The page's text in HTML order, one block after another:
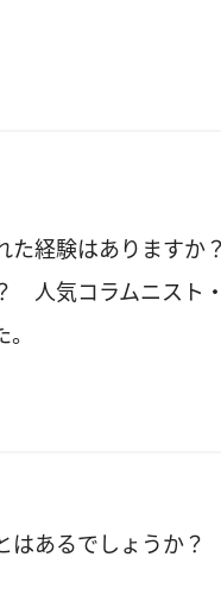
た経験はあります
人気コラムニスト
はあるでしょうか？